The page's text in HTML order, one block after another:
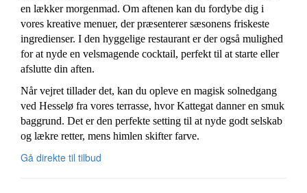
en lækker morgenmad. Om aftenen kan du fordybe dig i
vores kreative menuer, der præsenterer sæsonens friskeste
ingredienser. I den hyggelige restaurant er der også mulighed
for at nyde en velsmagende cocktail, perfekt til at starte eller
afslutte din aften.
Når vejret tillader det, kan du opleve en magisk solnedgang
ved Hesselø fra vores terrasse, hvor Kattegat danner en smuk
baggrund. Det er den perfekte setting til at nyde godt selskab
og lækre retter, mens himlen skifter farve.
Gå direkte til tilbud